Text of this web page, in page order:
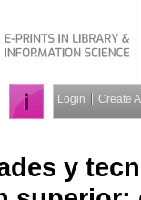
Login Create
y